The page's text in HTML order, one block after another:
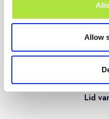
Allow
Snel &
Korting voor leden
Lid